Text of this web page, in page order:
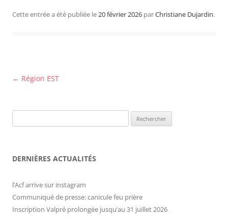
Cette entrée a été publiée le20 février 2026 parChristiane Dujardin.
Navigation
← Région EST
DERNIÈRES ACTUALITÉS
l’Acf arrive sur instagram
Communiqué de presse: canicule feu prière
Inscription Valpré prolongée jusqu’au 31 juillet 2026